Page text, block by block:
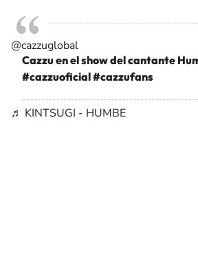
@cazzuglobal
Cazzu en el show del cantante
#cazzuoficial#cazzufans
♬ KINTSUGI - HUMBE